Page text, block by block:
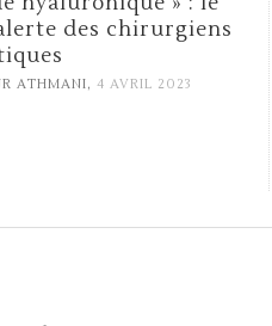
Botox
ATHMANI